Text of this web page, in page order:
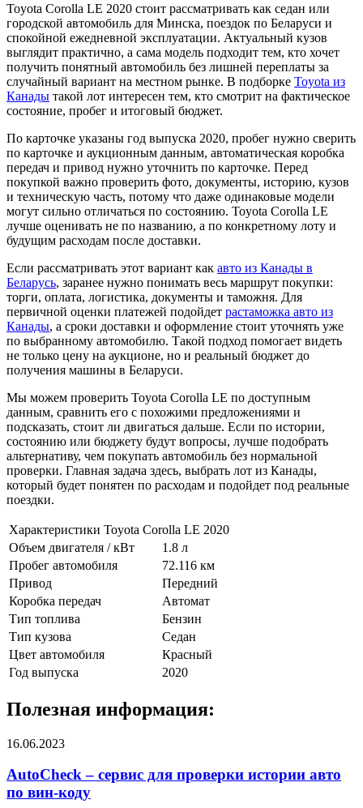
Toyota Corolla LE 2020 стоит рассматривать как седан или
городской автомобиль для Минска, поездок по Беларуси и
спокойной ежедневной эксплуатации. Актуальный кузов
выглядит практично, а сама модель подходит тем, кто хочет
получить понятный автомобиль без лишней переплаты за
случайный вариант на местном рынке. В подборке Toyota из
Канады такой лот интересен тем, кто смотрит на фактическое
состояние, пробег и итоговый бюджет.
По карточке указаны год выпуска 2020, пробег нужно сверить
по карточке и аукционным данным, автоматическая коробка
передач и привод нужно уточнить по карточке. Перед
покупкой важно проверить фото, документы, историю, кузов
и техническую часть, потому что даже одинаковые модели
могут сильно отличаться по состоянию. Toyota Corolla LE
лучше оценивать не по названию, а по конкретному лоту и
будущим расходам после доставки.
Если рассматривать этот вариант как авто из Канады в
Беларусь, заранее нужно понимать весь маршрут покупки:
торги, оплата, логистика, документы и таможня. Для
первичной оценки платежей подойдет растаможка авто из
Канады, а сроки доставки и оформление стоит уточнять уже
по выбранному автомобилю. Такой подход помогает видеть
не только цену на аукционе, но и реальный бюджет до
получения машины в Беларуси.
Мы можем проверить Toyota Corolla LE по доступным
данным, сравнить его с похожими предложениями и
подсказать, стоит ли двигаться дальше. Если по истории,
состоянию или бюджету будут вопросы, лучше подобрать
альтернативу, чем покупать автомобиль без нормальной
проверки. Главная задача здесь, выбрать лот из Канады,
который будет понятен по расходам и подойдет под реальные
поездки.
Характеристики Toyota Corolla LE 2020
Объем двигателя / кВт
1.8 л
Пробег автомобиля
72.116 км
Привод
Передний
Коробка передач
Автомат
Тип топлива
Бензин
Тип кузова
Седан
Цвет автомобиля
Красный
Год выпуска
2020
Полезная информация:
16.06.2023
AutoCheck – сервис для проверки истории авто
по вин-коду